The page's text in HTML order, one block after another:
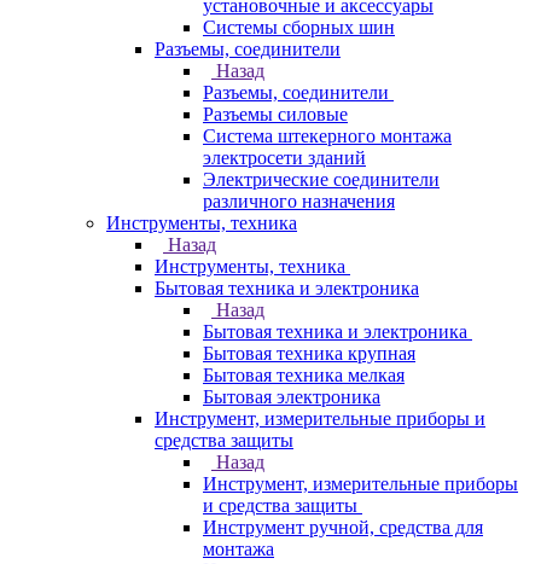
установочные и аксессуары
Системы сборных шин
Разъемы, соединители
Назад
Разъемы, соединители
Разъемы силовые
Система штекерного монтажа
электросети зданий
Электрические соединители
различного назначения
Инструменты, техника
Назад
Инструменты, техника
Бытовая техника и электроника
Назад
Бытовая техника и электроника
Бытовая техника крупная
Бытовая техника мелкая
Бытовая электроника
Инструмент, измерительные приборы и
средства защиты
Назад
Инструмент, измерительные приборы
и средства защиты
Инструмент ручной, средства для
монтажа